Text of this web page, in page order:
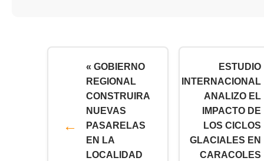
« GOBIERNO
REGIONAL
CONSTRUIRA
NUEVAS
PASARELAS
EN LA
LOCALIDAD
ESTUDIO
INTERNACIONAL
ANALIZO EL
IMPACTO DE
LOS CICLOS
GLACIALES EN
CARACOLES